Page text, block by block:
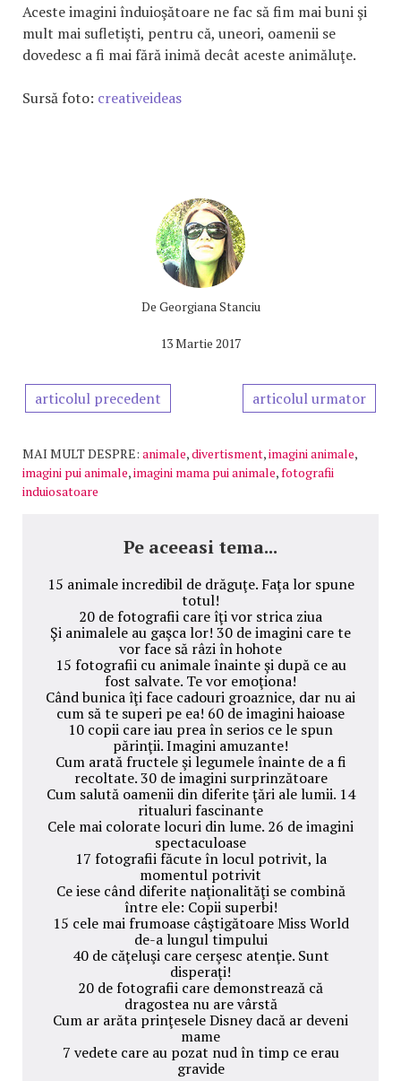
Aceste imagini înduioşătoare ne fac să fim mai buni şi
mult mai sufletişti, pentru că, uneori, oamenii se
dovedesc a fi mai fără inimă decât aceste animăluţe.
Sursă foto: creativeideas
De Georgiana Stanciu
13 Martie 2017
articolul precedent articolul urmator
MAI MULT DESPRE: animale,divertisment,imagini animale,
imagini pui animale,imagini mama pui animale,fotografii
induiosatoare
Pe aceeasi tema...
15 animale incredibil de drăguţe. Faţa lor spune
totul!
20 de fotografii care îţi vor strica ziua
Şi animalele au gaşca lor! 30 de imagini care te
vor face să râzi în hohote
15 fotografii cu animale înainte şi după ce au
fost salvate. Te vor emoţiona!
Când bunica îţi face cadouri groaznice, dar nu ai
cum să te superi pe ea! 60 de imagini haioase
10 copii care iau prea în serios ce le spun
părinţii. Imagini amuzante!
Cum arată fructele şi legumele înainte de a fi
recoltate. 30 de imagini surprinzătoare
Cum salută oamenii din diferite ţări ale lumii. 14
ritualuri fascinante
Cele mai colorate locuri din lume. 26 de imagini
spectaculoase
17 fotografii făcute în locul potrivit, la
momentul potrivit
Ce iese când diferite naţionalităţi se combină
între ele: Copii superbi!
15 cele mai frumoase câştigătoare Miss World
de-a lungul timpului
40 de căţeluşi care cerşesc atenţie. Sunt
disperaţi!
20 de fotografii care demonstrează că
dragostea nu are vârstă
Cum ar arăta prinţesele Disney dacă ar deveni
mame
7 vedete care au pozat nud în timp ce erau
gravide